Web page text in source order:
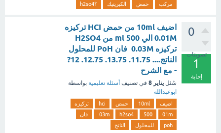
مركب
حمض الكبریتیك ؟h2so4
0
تصويتات
1
إجابة
اضيف 10ml من حمض HCI تركيزه
0.01M الي ml 500 من H2SO4
تركيزه 0.03M فان PoH للمحلول
الناتج.... 11.75. 13.75. 12.75. 12?
- مع الشرح
سُئل يناير 8 في تصنيف أسئلة تعليمية بواسطة
ابوعبدالله
اضيف 10ml حمض hci
تركيزه
01m
500
h2so4
03m
فان
poh
للمحلول الناتج